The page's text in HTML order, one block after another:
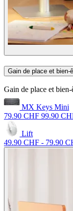
Gain de place et bien-
Gain de place et bien-
MX Keys Mini
79.90 CHF 99.90
Lift
49.90 CHF - 79.90